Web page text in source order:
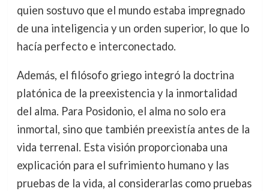
quien sostuvo que el mundo estaba impregnado
de una inteligencia y un orden superior, lo que lo
hacía perfecto e interconectado.
Además, el filósofo griego integró la doctrina
platónica de la preexistencia y la inmortalidad
del alma. Para Posidonio, el alma no solo era
inmortal, sino que también preexistía antes de la
vida terrenal. Esta visión proporcionaba una
explicación para el sufrimiento humano y las
pruebas de la vida, al considerarlas como pruebas